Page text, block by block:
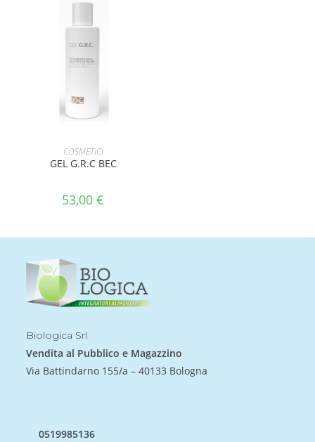
AGGIUNGI AL CARRELLO
COSMETICI
GEL G.R.C BEC
53,00€
Biologica Srl
Vendita al Pubblico e Magazzino
Via Battindarno 155/a – 40133 Bologna
0519985136